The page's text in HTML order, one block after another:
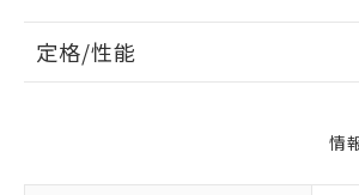
定格/性能
情